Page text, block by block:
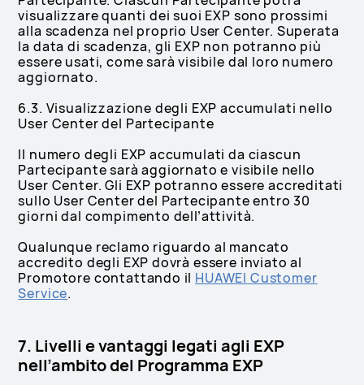
visualizzare quanti dei suoi EXP sono prossimi
alla scadenza nel proprio User Center. Superata
la data di scadenza, gli EXP non potranno più
essere usati, come sarà visibile dal loro numero
aggiornato.
6.3. Visualizzazione degli EXP accumulati nello
User Center del Partecipante
Il numero degli EXP accumulati da ciascun
Partecipante sarà aggiornato e visibile nello
User Center. Gli EXP potranno essere accreditati
sullo User Center del Partecipante entro 30
giorni dal compimento dell’attività.
Qualunque reclamo riguardo al mancato
accredito degli EXP dovrà essere inviato al
Promotore contattando il HUAWEI Customer
Service.
7. Livelli e vantaggi legati agli EXP
nell’ambito del Programma EXP